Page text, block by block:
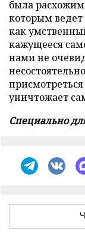
была
которым ведет
как
кажущееся
нами не
уничтожает
Специально